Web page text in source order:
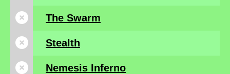
The Swarm
Stealth
Nemesis Inferno